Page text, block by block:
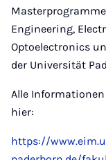
Engineering,
Optoelectronics
der Universität
Alle Informationen
hier:
https://